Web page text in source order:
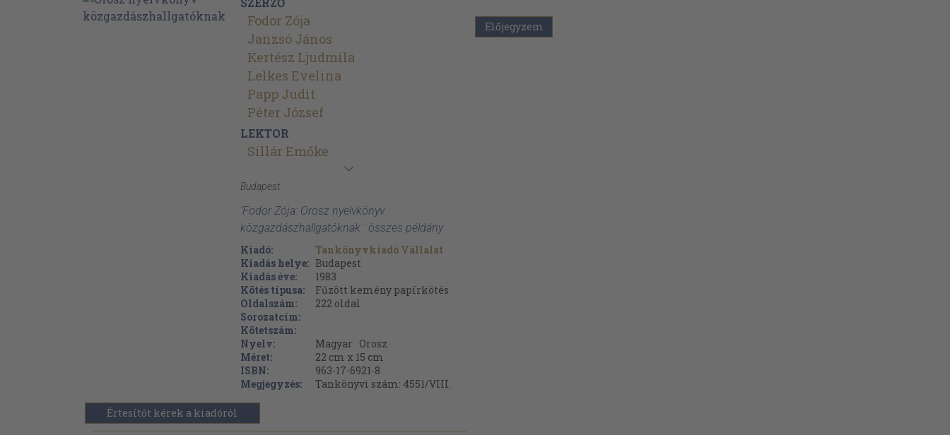
Fodor Zója
Janzsó János
Kertész Ljudmila
Lelkes Evelina
Papp Judit
Péter József
LEKTOR
Sillár Emőke
Budapest
'Fodor Zója: Orosz nyelvkönyv
közgazdászhallgatóknak ' összes példány
Kiadó:
Tankönyvkiadó Vállalat
Kiadás helye: Budapest
Kiadás éve:
1983
Kötés típusa:
Fűzött kemény papírkötés
Oldalszám:
222 oldal
Sorozatcím:
Kötetszám:
Nyelv:
Magyar Orosz
Méret:
22 cm x 15 cm
ISBN:
963-17-6921-8
Megjegyzés:
Tankönyvi szám: 4551/VIII.
Értesítőt kérek a kiadóról
Előjegyzem